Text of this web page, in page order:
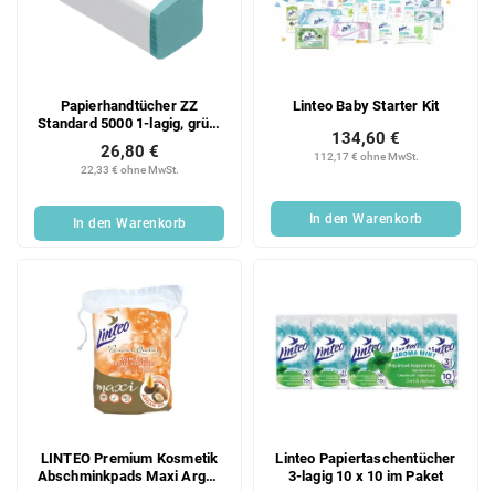
Papierhandtücher ZZ
Standard 5000 1-lagig, grün,
Recycling, 20x250 Blatt
Karton
22,33 € ohne MwSt.
26,80 €
In den Warenkorb
Linteo Baby Starter Kit
112,17 € ohne MwSt.
134,60 €
In den Warenkorb
LINTEO Premium Kosmetik
Abschminkpads Maxi Argan
Linteo Papiertaschentücher
3-lagig 10 x 10 im Paket